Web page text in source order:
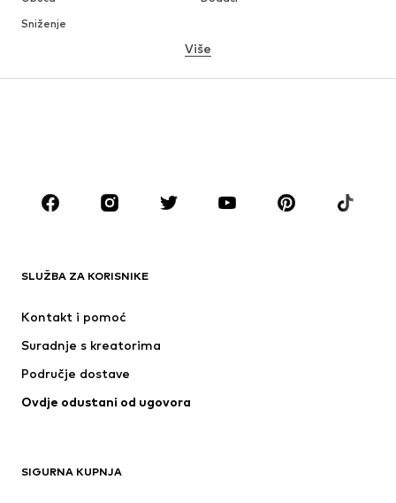
Sniženje
MODNE MARKE
ADIDAS SPORTSWEAR
PUMA
Više
SLUŽBA ZA KORISNIKE
Kontakt i pomoć
Suradnje s kreatorima
Područje dostave
Ovdje odustani od ugovora
SIGURNA KUPNJA